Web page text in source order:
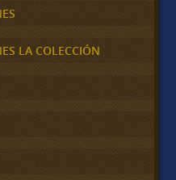
LA COLECCIÓN